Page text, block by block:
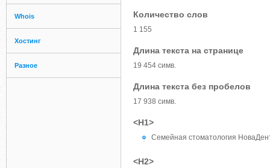
Whois
Хостинг
Разное
Количество слов
1 155
Длина текста на странице
19 454 симв.
Длина текста без пробелов
17 938 симв.
<H1>
Семейная стоматология
<H2>